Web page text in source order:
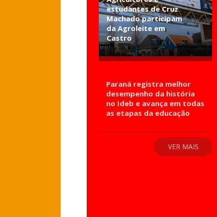
estudantes de Cruz
Machado participam
da Agroleite em
Castro
Paraná registra melhor
desempenho da história
no Ideb e avança em todas
as etapas da educação
VER MAIS